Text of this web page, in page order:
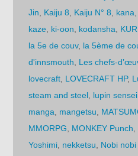
Jin
Kaiju 8 Kaiju N° 8 kana
kaze ki-oon kodansha
la 5e de couv, la 5ème de
d'innsmouth
Les chefs-
lovecraft LOVECRAFT HP,
steam and steel lupin sensei
manga
mangetsu
MMORPG
MONKEY Punch
Yoshimi nekketsu Nobi nobi